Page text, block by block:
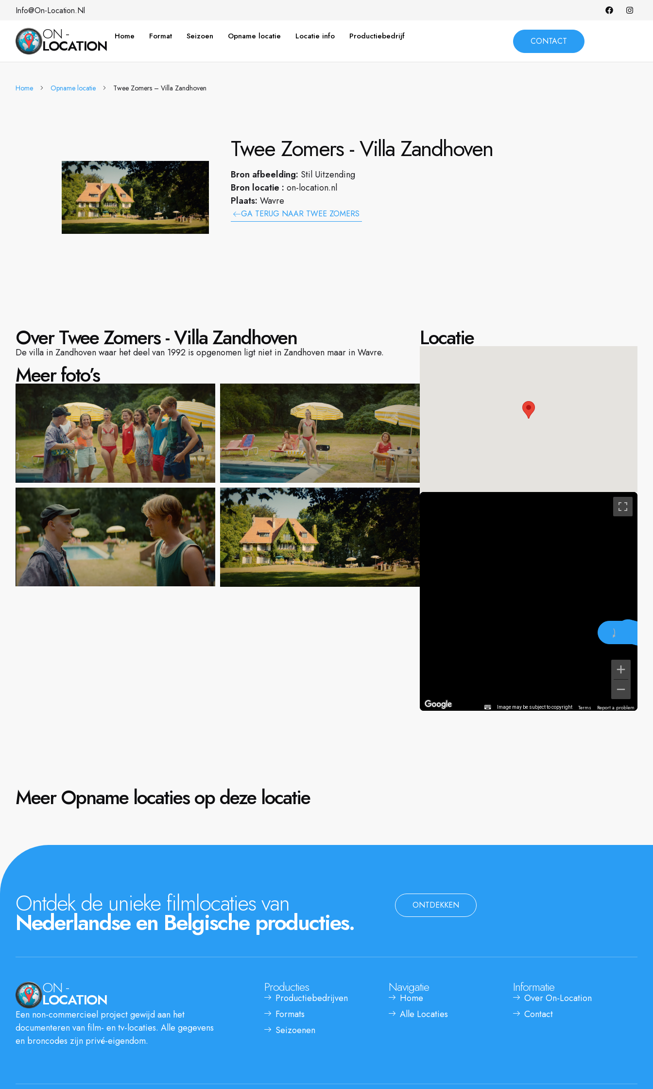
Info@on-Location.nl
ON -
LOCATION
Home Format Seizoen Opname locatie Locatie info Productiebedrijf CONTACT
Home Opname locatie Twee Zomers – Villa Zandhoven
Twee Zomers - Villa Zandhoven
Bron afbeelding: Stil Uitzending
Bron locatie : on-location.nl
Plaats: Wavre
GA TERUG NAAR TWEE ZOMERS
Over Twee Zomers - Villa Zandhoven
De villa in Zandhoven waar het deel van 1992 is opgenomen ligt niet in Zandhoven maar in Wavre.
Meer foto’s
Locatie
Image may be subject to copyright Terms Report a problem
Meer Opname locaties op deze locatie
Ontdek de unieke filmlocaties van
Nederlandse en Belgische producties.
ONTDEKKEN
ON -
LOCATION
Een non-commercieel project gewijd aan het
documenteren van film- en tv-locaties. Alle gegevens
en broncodes zijn privé-eigendom.
Producties
Productiebedrijven
Formats
Seizoenen
Navigatie
Home
Alle Locaties
Informatie
Over On-Location
Contact